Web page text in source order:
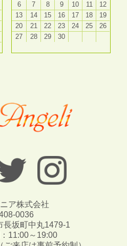
6
7 8 9 10 11
12
13
14 15 16 17 18
19
20
21 22 23 24 25
26
27
28 29 30
ア株式会社
0036
長坂町中丸1479-1
11:00～19:00